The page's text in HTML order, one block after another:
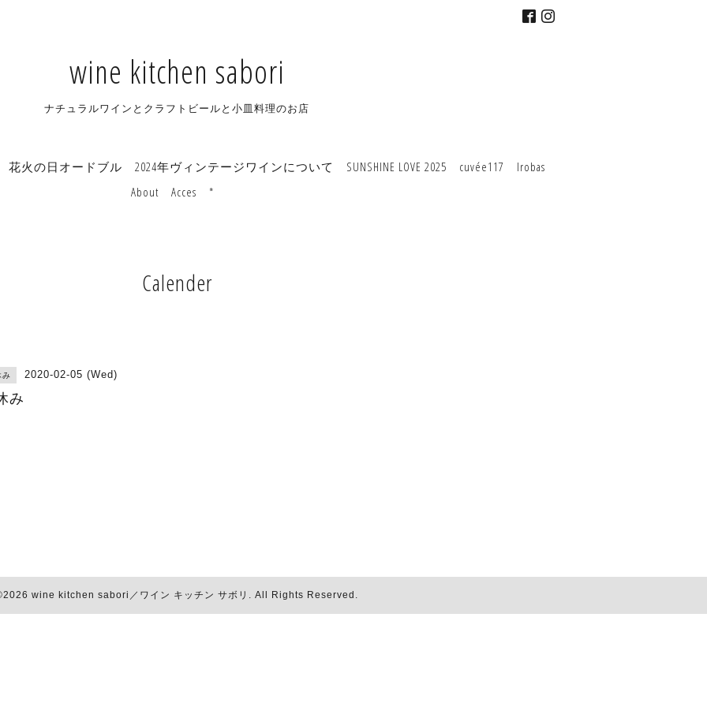
wine kitchen sabori
ナチュラルワインとクラフトビールと小皿料理のお店
花火の日オードブル 2024年ヴィンテージワインについて SUNSHINE LOVE 2025 cuvée117
Irobas
About
Acces *
Calender
み 2020-02-05 (Wed)
み
wine kitchen sabori／ワイン キッチン サボリ . All Rights Reserved.